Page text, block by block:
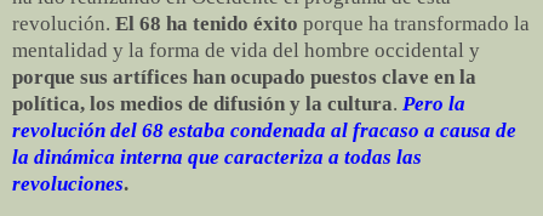
revolución. El 68 ha tenido éxito porque ha transformado la
mentalidad y la forma de vida del hombre occidental y
porque sus artífices han ocupado puestos clave en la
política, los medios de difusión y la cultura. Pero la
revolución del 68 estaba condenada al fracaso a causa de
la dinámica interna que caracteriza a todas las
revoluciones.